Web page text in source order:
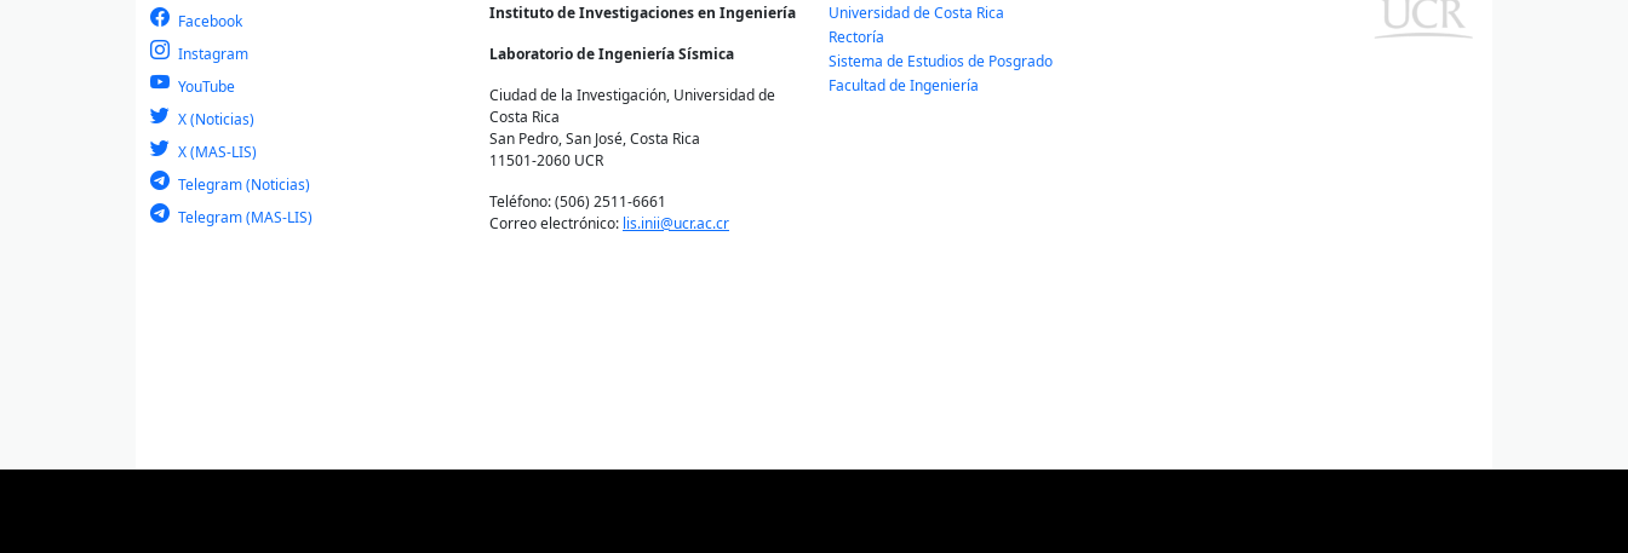
Facebook
Instagram
YouTube
X (Noticias)
X (MAS-LIS)
Telegram (Noticias)
Telegram (MAS-LIS)
Instituto de Investigaciones en Ingeniería
Laboratorio de Ingeniería Sísmica
Ciudad de la Investigación, Universidad de
Costa Rica
San Pedro, San José, Costa Rica
11501-2060 UCR
Teléfono: (506) 2511-6661
Correo electrónico: lis.inii@ucr.ac.cr
Universidad de Costa Rica
Rectoría
Sistema de Estudios de Posgrado
Facultad de Ingeniería